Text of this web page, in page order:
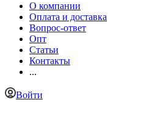
О компании
Оплата и доставка
Вопрос-ответ
Опт
Статьи
Контакты
...
Войти